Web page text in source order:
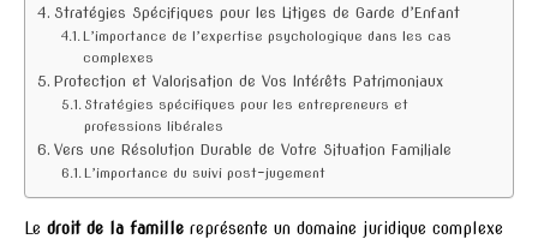
Stratégies Spécifiques pour les Litiges de Garde d’Enfant
L’importance de l’expertise psychologique dans les cas
complexes
Protection et Valorisation de Vos Intérêts Patrimoniaux
Stratégies spécifiques pour les entrepreneurs et
professions libérales
Vers une Résolution Durable de Votre Situation Familiale
L’importance du suivi post-jugement
Le droit de la famille représente un domaine juridique complexe